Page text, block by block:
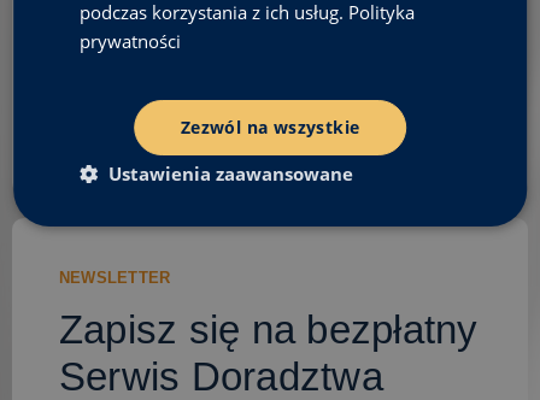
NEWSLETTER
Zapisz się na bezpłatny
Serwis Doradztwa
podczas korzystania z ich usług. Polityka
prywatności
Zezwól na wszystkie
Ustawienia zaawansowane